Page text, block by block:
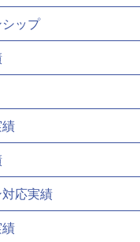
ップ
応実績